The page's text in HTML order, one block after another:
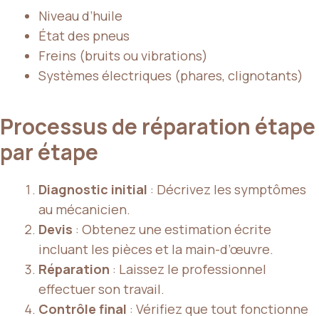
Niveau d’huile
État des pneus
Freins (bruits ou vibrations)
Systèmes électriques (phares, clignotants)
Processus de réparation étape
par étape
Diagnostic initial : Décrivez les symptômes
au mécanicien.
Devis : Obtenez une estimation écrite
incluant les pièces et la main-d’œuvre.
Réparation : Laissez le professionnel
effectuer son travail.
Contrôle final : Vérifiez que tout fonctionne